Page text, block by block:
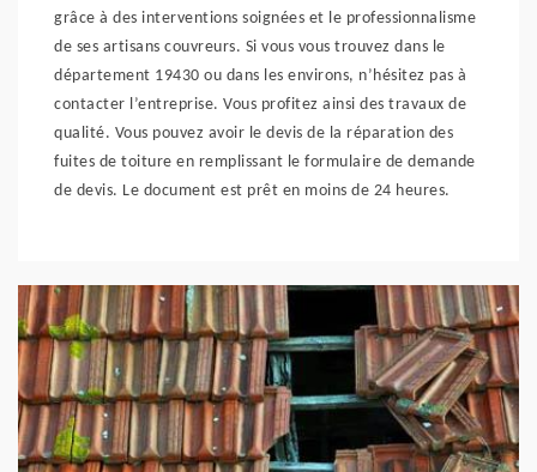
grâce à des interventions soignées et le professionnalisme
de ses artisans couvreurs. Si vous vous trouvez dans le
département 19430 ou dans les environs, n’hésitez pas à
contacter l’entreprise. Vous profitez ainsi des travaux de
qualité. Vous pouvez avoir le devis de la réparation des
fuites de toiture en remplissant le formulaire de demande
de devis. Le document est prêt en moins de 24 heures.